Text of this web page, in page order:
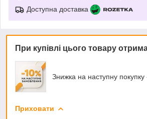
Доступна доставка
При купівлі цього товару
Знижка на наступну покупку
Приховати